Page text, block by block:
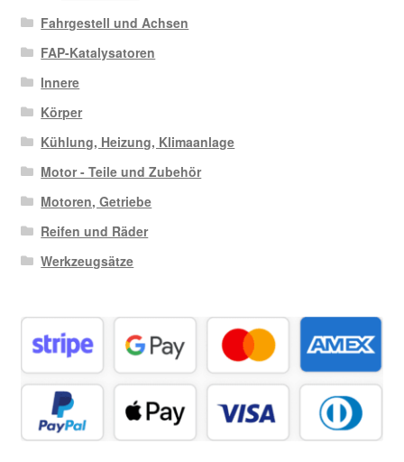
Fahrgestell und Achsen
FAP-Katalysatoren
Innere
Körper
Kühlung, Heizung, Klimaanlage
Motor - Teile und Zubehör
Motoren, Getriebe
Reifen und Räder
Werkzeugsätze